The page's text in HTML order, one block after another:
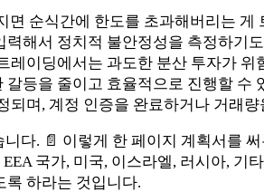
면 순식간에 한도를 초과해버리는 게
해서 정치적 불안정성을 측정하기
이딩에서는 과도한 분산 투자가 위
등을 줄이고 효율적으로 진행할 수
며, 계정 인증을 완료하거나 거래
다. 📄 이렇게 한 페이지 계획서를
국가, 미국, 이스라엘, 러시아,
록 하라는 것입니다.